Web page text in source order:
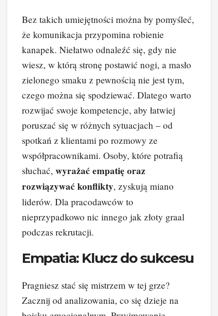
Bez takich umiejętności można by pomyśleć,
że komunikacja przypomina robienie
kanapek. Niełatwo odnaleźć się, gdy nie
wiesz, w którą stronę postawić nogi, a masło
zielonego smaku z pewnością nie jest tym,
czego można się spodziewać. Dlatego warto
rozwijać swoje kompetencje, aby łatwiej
poruszać się w różnych sytuacjach – od
spotkań z klientami po rozmowy ze
współpracownikami. Osoby, które potrafią
słuchać, wyrażać empatię oraz
rozwiązywać konflikty, zyskują miano
liderów. Dla pracodawców to
nieprzypadkowo nic innego jak złoty graal
podczas rekrutacji.
Empatia: Klucz do sukcesu
Pragniesz stać się mistrzem w tej grze?
Zacznij od analizowania, co się dzieje na